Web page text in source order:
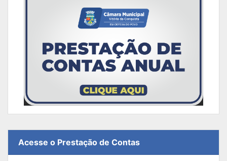
Acesse o Prestação de Contas